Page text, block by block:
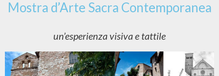
Mostra d’Arte Sacra Contemporanea
un’esperienza visiva e tattile